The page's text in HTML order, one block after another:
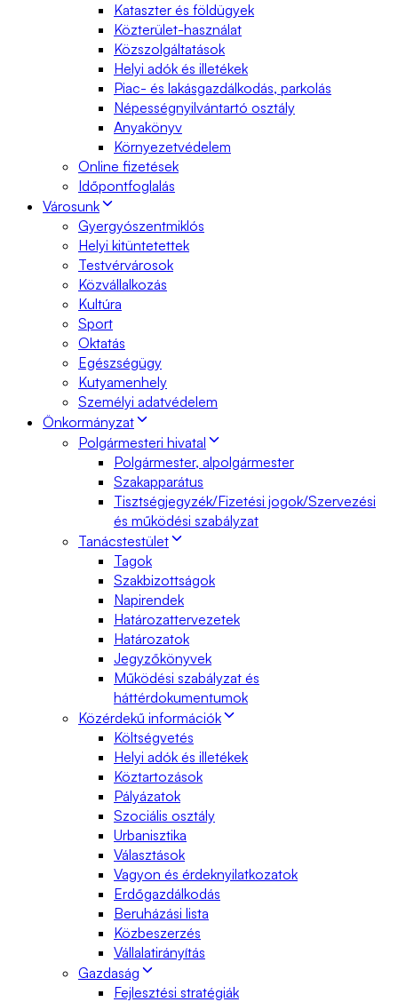
Kataszter és földügyek
Közterület-használat
Közszolgáltatások
Helyi adók és illetékek
Piac- és lakásgazdálkodás, parkolás
Népességnyilvántartó osztály
Anyakönyv
Környezetvédelem
Online fizetések
Időpontfoglalás
Városunk
Gyergyószentmiklós
Helyi kitüntetettek
Testvérvárosok
Közvállalkozás
Kultúra
Sport
Oktatás
Egészségügy
Kutyamenhely
Személyi adatvédelem
Önkormányzat
Polgármesteri hivatal
Polgármester, alpolgármester
Szakapparátus
Tisztségjegyzék/Fizetési jogok/Szervezési
és működési szabályzat
Tanácstestület
Tagok
Szakbizottságok
Napirendek
Határozattervezetek
Határozatok
Jegyzőkönyvek
Működési szabályzat és
háttérdokumentumok
Közérdekű információk
Költségvetés
Helyi adók és illetékek
Köztartozások
Pályázatok
Szociális osztály
Urbanisztika
Választások
Vagyon és érdeknyilatkozatok
Erdőgazdálkodás
Beruházási lista
Közbeszerzés
Vállalatirányítás
Gazdaság
Fejlesztési stratégiák